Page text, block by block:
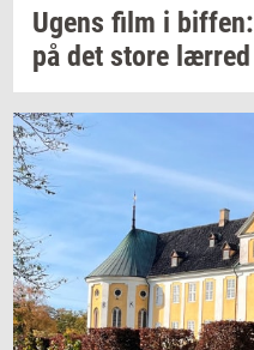
Ugens film i bif­fen:
på det store lær­red